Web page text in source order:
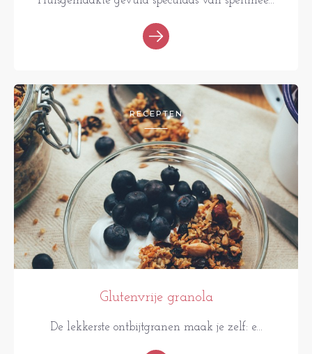
RECEPTEN
Glutenvrije granola
De lekkerste ontbijtgranen maak je zelf: e...